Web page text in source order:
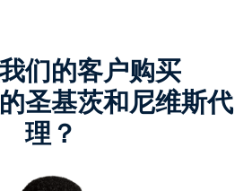
们的客户购买
圣基茨和尼维斯代
理？